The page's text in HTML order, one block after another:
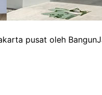
pusat oleh